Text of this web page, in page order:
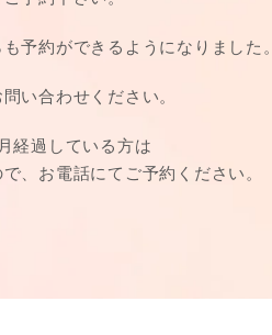
予約ができるようになりました。
い合わせください。
経過している方は
、お電話にてご予約ください。